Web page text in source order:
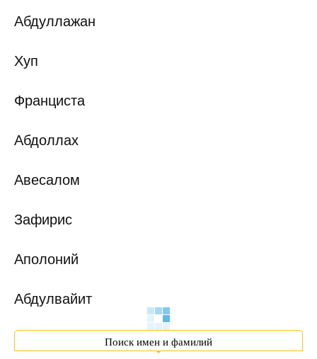
Абдуллажан
Хуп
Франциста
Абдоллах
Авесалом
Зафирис
Аполоний
Абдулвайит
Поиск имен и фамилий